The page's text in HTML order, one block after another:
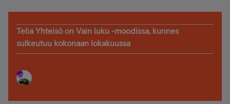
Telia Yhteisö on Vain luku -moodissa, kunnes
sulkeutuu kokonaan lokakuussa